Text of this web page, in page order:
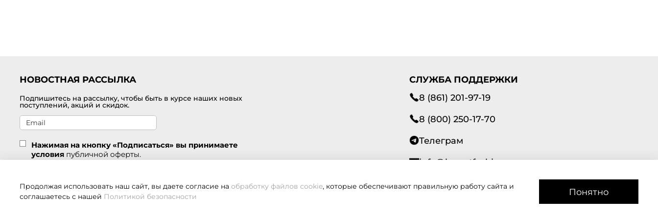
НОВОСТНАЯ РАССЫЛКА
Подпишитесь на рассылку, чтобы быть в курсе наших новых
поступлений, акций и скидок.
Нажимая на кнопку «Подписаться» вы принимаете
условия публичной оферты.
СЛУЖБА ПОДДЕРЖКИ
8 (861) 201-97-19
8 (800) 250-17-70
Телеграм
info@lavantfashion.ru
Всегда рады помочь!
Продолжая использовать наш сайт, вы даете согласие на обработку файлов cookie, которые обеспечивают правильную работу сайта и
соглашаетесь с нашей Политикой безопасности Понятно